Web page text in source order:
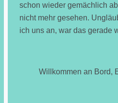
schon wieder gemächlich
nicht mehr gesehen.
ich uns an, war das gerade
Willkommen an Bord,